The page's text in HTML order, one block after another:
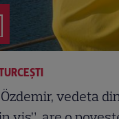
vedeta